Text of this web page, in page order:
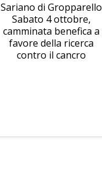
Sariano di Gropparello
Sabato 4 ottobre,
camminata benefica a
favore della ricerca
contro il cancro